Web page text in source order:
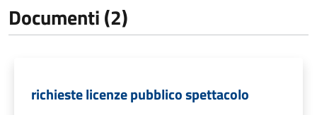
Documenti (2)
richieste licenze pubblico spettacolo